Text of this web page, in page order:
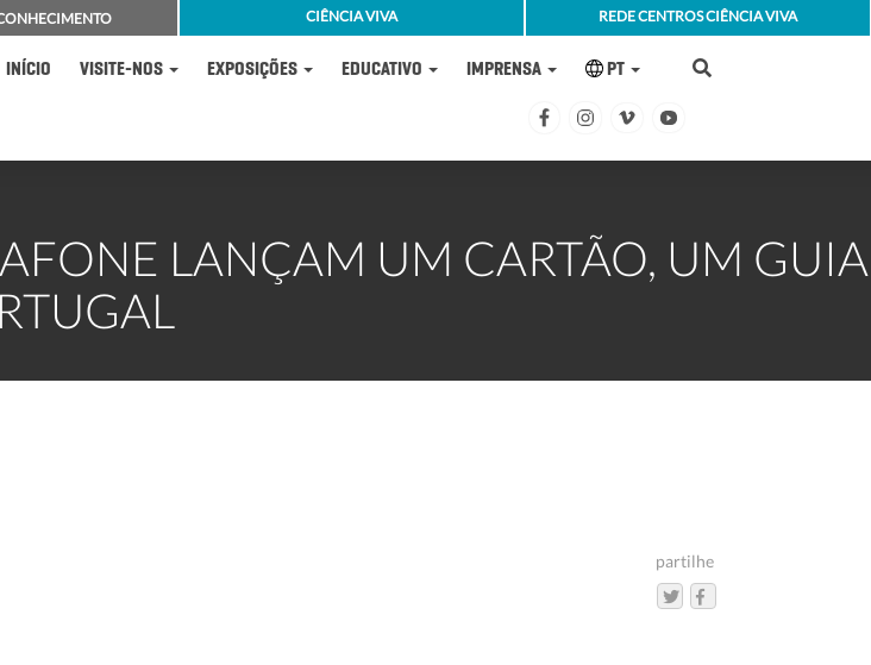
CIÊNCIA VIVA REDE CENTROS CIÊNCIA VIVA
INÍCIO VISITE-NOS EXPOSIÇÕES EDUCATIVO IMPRENSA PT
LANÇAM UM CARTÃO, UM GUIA
partilhe